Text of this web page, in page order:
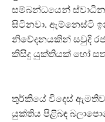
සම්බන්ධයෙන්
සිටිනවා. ඇම්නෙස්ටි
නිවේදනයකින් සවුදි
කිසිදු යුක්තියක් හෝ
තුර්කියේ විදෙස්
යුක්තිය පිළිබඳ